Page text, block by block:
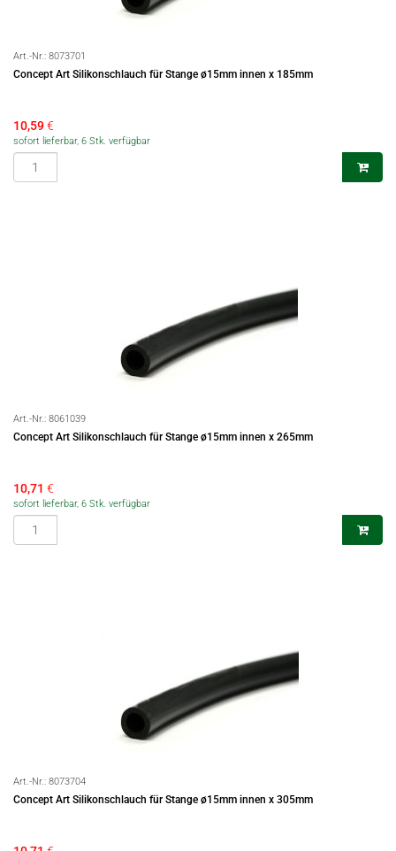
Art.-Nr.: 8073701
Concept Art Silikonschlauch für Stange ø15mm innen x 185mm
10,59€
sofort lieferbar, 6 Stk. verfügbar
Art.-Nr.: 8061039
Concept Art Silikonschlauch für Stange ø15mm innen x 265mm
10,71 €
sofort lieferbar, 6 Stk. verfügbar
Art.-Nr.: 8073704
Concept Art Silikonschlauch für Stange ø15mm innen x 305mm